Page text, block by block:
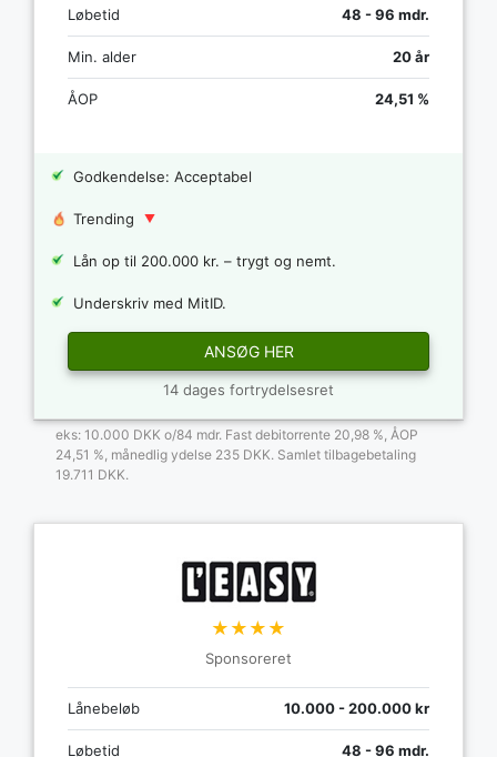
Løbetid 48 - 96 mdr.
Min. alder 20 år
ÅOP 24,51 %
Godkendelse: Acceptabel
Trending
Lån op til 200.000 kr. – trygt og nemt.
Underskriv med MitID.
ANSØG HER
14 dages fortrydelsesret
eks: 10.000 DKK o/84 mdr. Fast debitorrente 20,98 %, ÅOP
24,51 %, månedlig ydelse 235 DKK. Samlet tilbagebetaling
19.711 DKK.
★★★★
Sponsoreret
Lånebeløb 10.000 - 200.000 kr
Løbetid 48 - 96 mdr.